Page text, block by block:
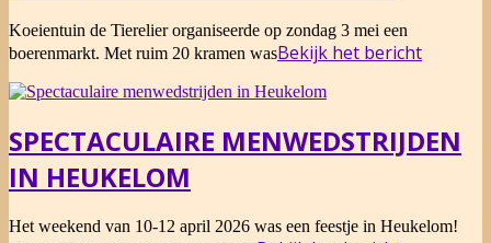
2026-
05-
Koeientuin de Tierelier organiseerde op zondag 3 mei een
boerenmarkt. Met ruim 20 kramen wasBekijk het bericht
SPECTACULAIRE MENWEDSTRIJDEN
IN HEUKELOM
2026-
Het weekend van 10-12 april 2026 was een feestje in Heukelom!